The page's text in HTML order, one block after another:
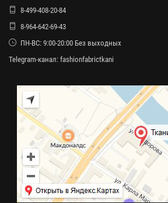
8-499-408-20-84
8-964-642-69-43
ПН-ВС: 9:00-20:00 Без выходных
Telegram-канал: fashionfabrictkani